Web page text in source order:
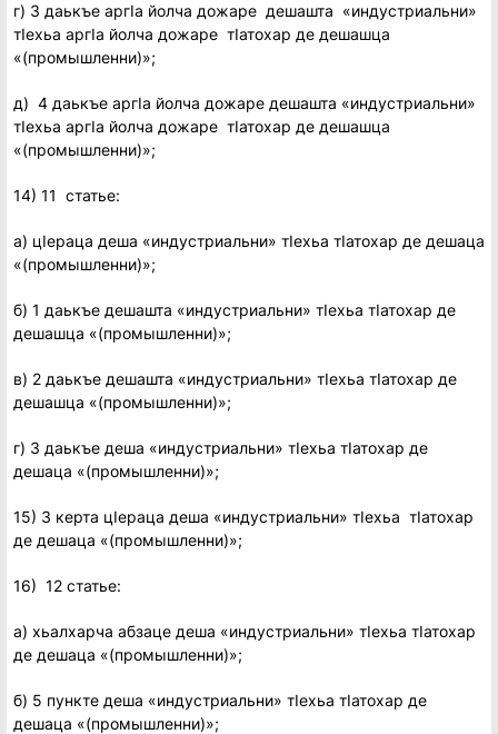
г) 3 даькъе аргIа йолча дожаре дешашта «индустриальни»
тIехьа аргIа йолча дожаре тIатохар де дешашца
«(промышленни)»;
д) 4 даькъе аргIа йолча дожаре дешашта «индустриальни»
тIехьа аргIа йолча дожаре тIатохар де дешашца
«(промышленни)»;
14) 11 статье:
а) цIераца деша «индустриальни» тIехьа тIатохар де дешаца
«(промышленни)»;
б) 1 даькъе дешашта «индустриальни» тIехьа тIатохар де
дешашца «(промышленни)»;
в) 2 даькъе дешашта «индустриальни» тIехьа тIатохар де
дешашца «(промышленни)»;
г) 3 даькъе деша «индустриальни» тIехьа тIатохар де
дешаца «(промышленни)»;
15) 3 керта цIераца деша «индустриальни» тIехьа тIатохар
де дешаца «(промышленни)»;
16) 12 статье:
а) хьалхарча абзаце деша «индустриальни» тIехьа тIатохар
де дешаца «(промышленни)»;
б) 5 пункте деша «индустриальни» тIехьа тIатохар де
дешаца «(промышленни)»;